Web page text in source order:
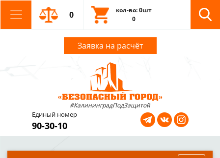
0
кол-во: 0шт
0
Заявка на расчёт
#КалининградПодЗащитой
Единый номер
90-30-10